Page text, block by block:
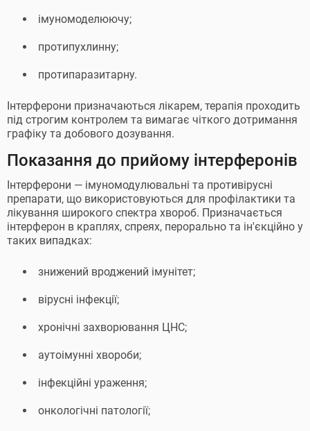
імуномоделюючу;
протипухлинну;
протипаразитарну.
Інтерферони призначаються лікарем, терапія проходить
під строгим контролем та вимагає чіткого дотримання
графіку та добового дозування.
Показання до прийому інтерферонів
Інтерферони — імуномодулювальні та противірусні
препарати, що використовуються для профілактики та
лікування широкого спектра хвороб. Призначається
інтерферон в краплях, спреях, перорально та ін'єкційно у
таких випадках:
знижений вроджений імунітет;
вірусні інфекції;
хронічні захворювання ЦНС;
аутоімунні хвороби;
інфекційні ураження;
онкологічні патології;